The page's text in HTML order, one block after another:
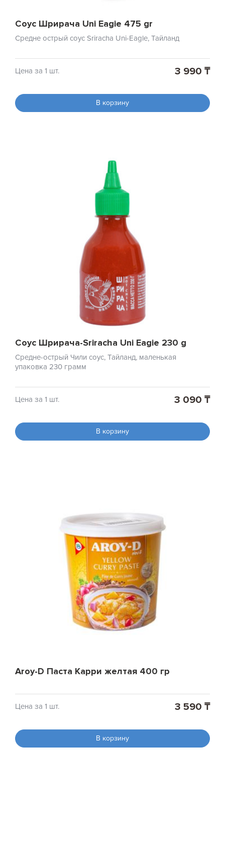
Соус Шрирача Uni Eagie 475 gr
Средне острый соус Sriracha Uni-Eagle, Тайланд
Цена за 1 шт. 3 990 ₸
В корзину
Соус Шрирача-Sriracha Uni Eagie 230 g
Средне-острый Чили соус, Тайланд, маленькая
упаковка 230 грамм
Цена за 1 шт. 3 090 ₸
В корзину
Aroy-D Паста Карри желтая 400 гр
Цена за 1 шт. 3 590 ₸
В корзину